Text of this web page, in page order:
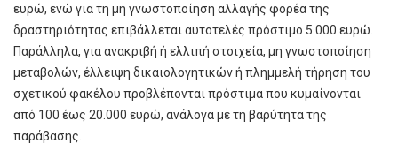
ευρώ, ενώ για τη μη γνωστοποίηση αλλαγής φορέα της
δραστηριότητας επιβάλλεται αυτοτελές πρόστιμο 5.000 ευρώ.
Παράλληλα, για ανακριβή ή ελλιπή στοιχεία, μη γνωστοποίηση
μεταβολών, έλλειψη δικαιολογητικών ή πλημμελή τήρηση του
σχετικού φακέλου προβλέπονται πρόστιμα που κυμαίνονται
από 100 έως 20.000 ευρώ, ανάλογα με τη βαρύτητα της
παράβασης.